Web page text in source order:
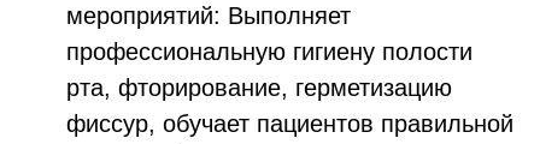
мероприятий: Выполняет
профессиональную гигиену полости
рта, фторирование, герметизацию
фиссур, обучает пациентов правильной